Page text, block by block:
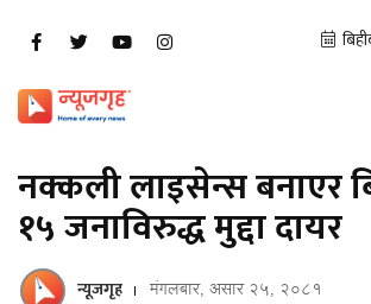
नक्कली लाइसेन्स बनाएर
१५ जनाविरुद्ध मुद्दा दायर
न्यूजगृह मंगलबार, असार २५, २०८१